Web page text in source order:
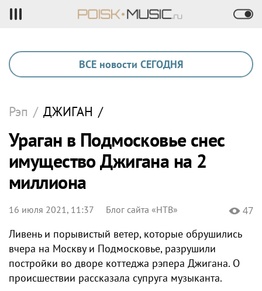
ВСЕ новости СЕГОДНЯ
Рэп / ДЖИГАН /
Ураган в Подмосковье снес
имущество Джигана на 2
миллиона
16 июля 2021, 11:37 Блог сайта «НТВ» 47
Ливень и порывистый ветер, которые обрушились
вчера на Москву и Подмосковье, разрушили
постройки во дворе коттеджа рэпера Джигана. О
происшествии рассказала супруга музыканта.